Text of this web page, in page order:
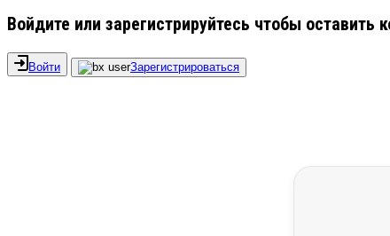
Войдите или зарегистрируйтесь чтобы оставить
Войти Зарегистрироваться